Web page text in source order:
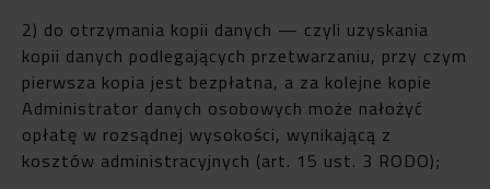
2) do otrzymania kopii danych — czyli uzyskania
kopii danych podlegających przetwarzaniu, przy czym
pierwsza kopia jest bezpłatna, a za kolejne kopie
Administrator danych osobowych może nałożyć
opłatę w rozsądnej wysokości, wynikającą z
kosztów administracyjnych (art. 15 ust. 3 RODO);